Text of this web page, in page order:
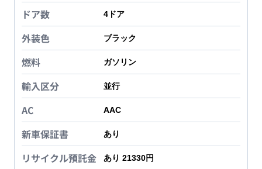
ドア数 4 ドア
外装色 ブラック
燃料 ガソリン
輸入区分 並行
AC AAC
新車保証書 あり
リサイクル預託金 あり 21330円